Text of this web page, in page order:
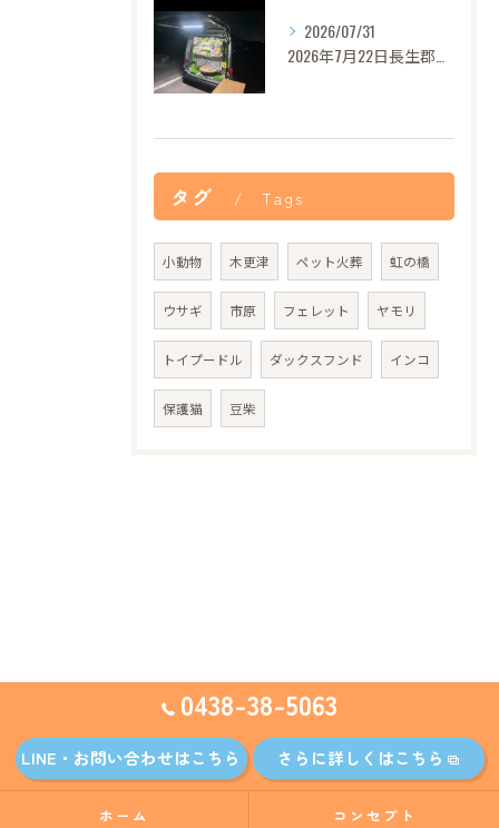
2026/07/31
タグ Tags
小動物 木更津 ペット火葬 虹の橋
ウサギ 市原 フェレット ヤモリ
トイプードル ダックスフンド インコ
保護猫 豆柴
0438-38-5063
LINE・お問い合わせはこちら さらに詳しくはこちら
ホーム コンセプト